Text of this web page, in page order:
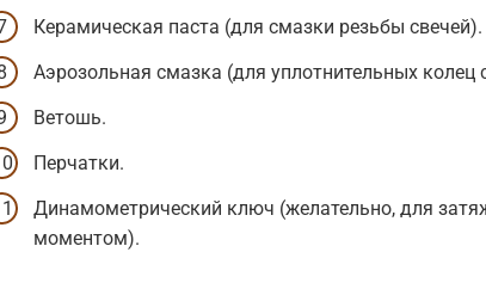
Керамическая паста (для смазки резьбы свечей).
Аэрозольная смазка (для уплотнительных колец
Ветошь.
Перчатки.
Динамометрический ключ (желательно, для
моментом).